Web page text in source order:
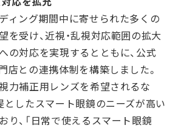
ィング期間中に寄せられた多くの
を受け、近視・乱視対応範囲の拡大
の対応を実現するとともに、公式
店との連携体制を構築しました。
力補正用レンズを希望されるな
としたスマート眼鏡のニーズが高い
り、「日常で使えるスマート眼鏡